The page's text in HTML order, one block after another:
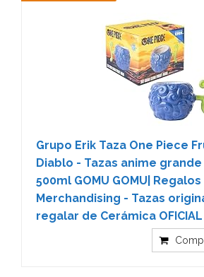
Grupo Erik Taza One Piece
Diablo - Tazas anime
500ml GOMU GOMU|
Merchandising - Tazas
regalar de Cerámica OFICIAL